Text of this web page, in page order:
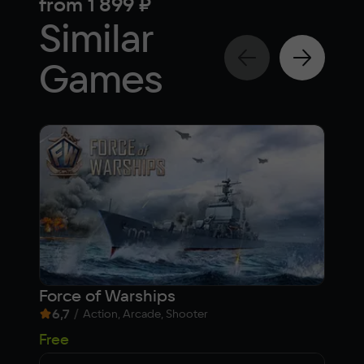
Similar
Games
Force of Warships
6,7 / Action, Arcade, Shooter
Free